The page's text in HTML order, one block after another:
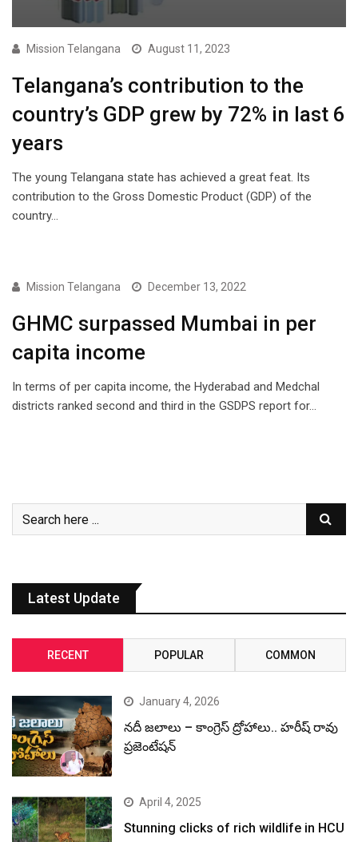
Mission Telangana August 11, 2023
Telangana’s contribution to the
country’s GDP grew by 72% in last 6
years
The young Telangana state has achieved a great feat. Its
contribution to the Gross Domestic Product (GDP) of the
country…
NEWS
Mission Telangana December 13, 2022
GHMC surpassed Mumbai in per
capita income
In terms of per capita income, the Hyderabad and Medchal
districts ranked second and third in the GSDPS report for…
Latest Update
RECENT POPULAR COMMON
January 4, 2026
నదీ జలాలు – కాంగ్రెస్ ద్రోహాలు.. హరీష్ రావు
ప్రజెంటేషన్
April 4, 2025
Stunning clicks of rich wildlife in HCU